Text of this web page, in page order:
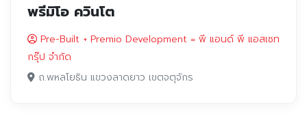
พรีมิโอ ควินโต
Pre-Built + Premio Development = พี แอนด์ พี แอสเซท
กรุ๊ป จำกัด
ถ.พหลโยธิน แขวงลาดยาว เขตจตุจักร